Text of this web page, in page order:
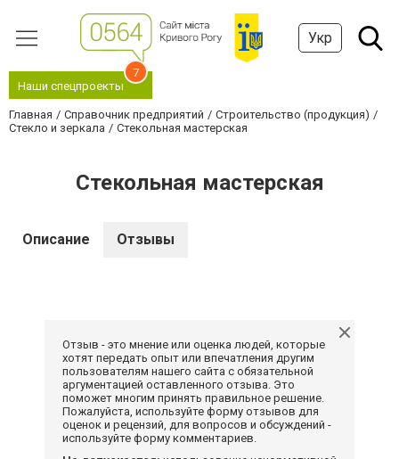
Укр
Наши спецпроекты
7
Главная Справочник предприятий
Строительство (продукция)
Стекло и зеркала
Стекольная мастерская
Стекольная мастерская
Описание Отзывы
Отзыв - это мнение или оценка людей, которые
хотят передать опыт или впечатления другим
пользователям нашего сайта с обязательной
аргументацией оставленного отзыва. Это
поможет многим принять правильное решение.
Пожалуйста, используйте форму отзывов для
оценок и рецензий, для вопросов и обсуждений -
используйте форму комментариев.